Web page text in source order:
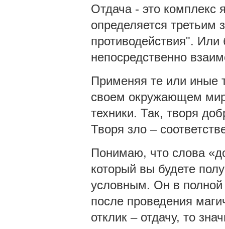
Отдача - это комплекс
определяется
противодействия".
непосредственно
Применяя те или иные
своем окружающем
техники. Так, творя
Творя зло –
Понимаю, что слова
который вы будете
условным. Он в
после проведения
отклик – отдачу, то